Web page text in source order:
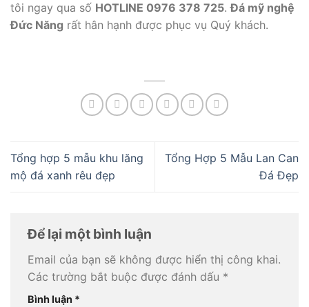
tôi ngay qua số HOTLINE 0976 378 725.Đá mỹ nghệ
Đức Năng rất hân hạnh được phục vụ Quý khách.
Tổng hợp 5 mẫu khu lăng
mộ đá xanh rêu đẹp
Tổng Hợp 5 Mẫu Lan Can
Đá Đẹp
Để lại một bình luận
Email của bạn sẽ không được hiển thị công khai.
Các trường bắt buộc được đánh dấu *
Bình luận *